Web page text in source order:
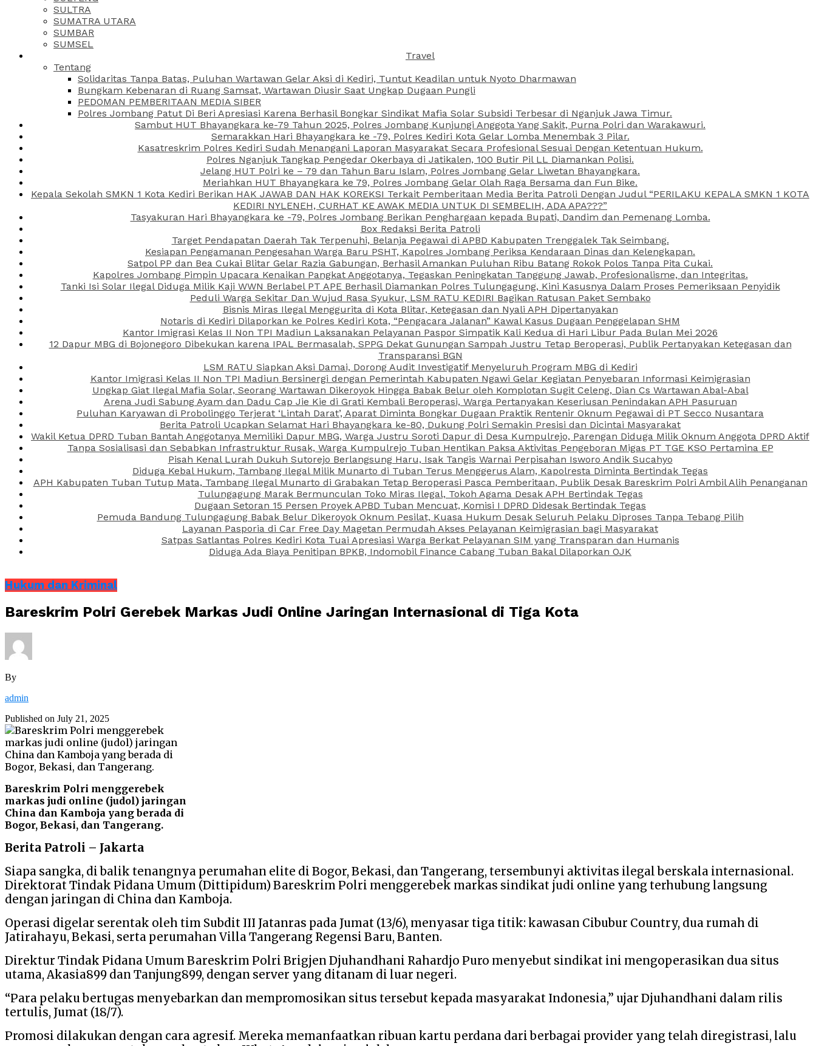
SULTRA
SUMATRA UTARA
SUMBAR
SUMSEL
Travel
Tentang
Solidaritas Tanpa Batas, Puluhan Wartawan Gelar Aksi di Kediri, Tuntut Keadilan untuk Nyoto Dharmawan
Bungkam Kebenaran di Ruang Samsat, Wartawan Diusir Saat Ungkap Dugaan Pungli
PEDOMAN PEMBERITAAN MEDIA SIBER
Polres Jombang Patut Di Beri Apresiasi Karena Berhasil Bongkar Sindikat Mafia Solar Subsidi Terbesar di Nganjuk Jawa Timur.
Sambut HUT Bhayangkara ke-79 Tahun 2025, Polres Jombang Kunjungi Anggota Yang Sakit, Purna Polri dan Warakawuri.
Semarakkan Hari Bhayangkara ke -79, Polres Kediri Kota Gelar Lomba Menembak 3 Pilar.
Kasatreskrim Polres Kediri Sudah Menangani Laporan Masyarakat Secara Profesional Sesuai Dengan Ketentuan Hukum.
Polres Nganjuk Tangkap Pengedar Okerbaya di Jatikalen, 100 Butir Pil LL Diamankan Polisi.
Jelang HUT Polri ke – 79 dan Tahun Baru Islam, Polres Jombang Gelar Liwetan Bhayangkara.
Meriahkan HUT Bhayangkara ke 79, Polres Jombang Gelar Olah Raga Bersama dan Fun Bike.
Kepala Sekolah SMKN 1 Kota Kediri Berikan HAK JAWAB DAN HAK KOREKSI Terkait Pemberitaan Media Berita Patroli Dengan Judul “PERILAKU KEPALA SMKN 1 KOTA
KEDIRI NYLENEH, CURHAT KE AWAK MEDIA UNTUK DI SEMBELIH, ADA APA???”
Tasyakuran Hari Bhayangkara ke -79, Polres Jombang Berikan Penghargaan kepada Bupati, Dandim dan Pemenang Lomba.
Box Redaksi Berita Patroli
Target Pendapatan Daerah Tak Terpenuhi, Belanja Pegawai di APBD Kabupaten Trenggalek Tak Seimbang.
Kesiapan Pengamanan Pengesahan Warga Baru PSHT, Kapolres Jombang Periksa Kendaraan Dinas dan Kelengkapan.
Satpol PP dan Bea Cukai Blitar Gelar Razia Gabungan, Berhasil Amankan Puluhan Ribu Batang Rokok Polos Tanpa Pita Cukai.
Kapolres Jombang Pimpin Upacara Kenaikan Pangkat Anggotanya, Tegaskan Peningkatan Tanggung Jawab, Profesionalisme, dan Integritas.
Tanki Isi Solar Ilegal Diduga Milik Kaji WWN Berlabel PT APE Berhasil Diamankan Polres Tulungagung, Kini Kasusnya Dalam Proses Pemeriksaan Penyidik
Peduli Warga Sekitar Dan Wujud Rasa Syukur, LSM RATU KEDIRI Bagikan Ratusan Paket Sembako
Bisnis Miras Ilegal Menggurita di Kota Blitar, Ketegasan dan Nyali APH Dipertanyakan
Notaris di Kediri Dilaporkan ke Polres Kediri Kota, “Pengacara Jalanan” Kawal Kasus Dugaan Penggelapan SHM
Kantor Imigrasi Kelas II Non TPI Madiun Laksanakan Pelayanan Paspor Simpatik Kali Kedua di Hari Libur Pada Bulan Mei 2026
12 Dapur MBG di Bojonegoro Dibekukan karena IPAL Bermasalah, SPPG Dekat Gunungan Sampah Justru Tetap Beroperasi, Publik Pertanyakan Ketegasan dan
Transparansi BGN
LSM RATU Siapkan Aksi Damai, Dorong Audit Investigatif Menyeluruh Program MBG di Kediri
Kantor Imigrasi Kelas II Non TPI Madiun Bersinergi dengan Pemerintah Kabupaten Ngawi Gelar Kegiatan Penyebaran Informasi Keimigrasian
Ungkap Giat Ilegal Mafia Solar, Seorang Wartawan Dikeroyok Hingga Babak Belur oleh Komplotan Sugit Celeng, Dian Cs Wartawan Abal-Abal
Arena Judi Sabung Ayam dan Dadu Cap Jie Kie di Grati Kembali Beroperasi, Warga Pertanyakan Keseriusan Penindakan APH Pasuruan
Puluhan Karyawan di Probolinggo Terjerat ‘Lintah Darat’, Aparat Diminta Bongkar Dugaan Praktik Rentenir Oknum Pegawai di PT Secco Nusantara
Berita Patroli Ucapkan Selamat Hari Bhayangkara ke-80, Dukung Polri Semakin Presisi dan Dicintai Masyarakat
Wakil Ketua DPRD Tuban Bantah Anggotanya Memiliki Dapur MBG, Warga Justru Soroti Dapur di Desa Kumpulrejo, Parengan Diduga Milik Oknum Anggota DPRD Aktif
Tanpa Sosialisasi dan Sebabkan Infrastruktur Rusak, Warga Kumpulrejo Tuban Hentikan Paksa Aktivitas Pengeboran Migas PT TGE KSO Pertamina EP
Pisah Kenal Lurah Dukuh Sutorejo Berlangsung Haru, Isak Tangis Warnai Perpisahan Isworo Andik Sucahyo
Diduga Kebal Hukum, Tambang Ilegal Milik Munarto di Tuban Terus Menggerus Alam, Kapolresta Diminta Bertindak Tegas
APH Kabupaten Tuban Tutup Mata, Tambang Ilegal Munarto di Grabakan Tetap Beroperasi Pasca Pemberitaan, Publik Desak Bareskrim Polri Ambil Alih Penanganan
Tulungagung Marak Bermunculan Toko Miras Ilegal, Tokoh Agama Desak APH Bertindak Tegas
Dugaan Setoran 15 Persen Proyek APBD Tuban Mencuat, Komisi I DPRD Didesak Bertindak Tegas
Pemuda Bandung Tulungagung Babak Belur Dikeroyok Oknum Pesilat, Kuasa Hukum Desak Seluruh Pelaku Diproses Tanpa Tebang Pilih
Layanan Pasporia di Car Free Day Magetan Permudah Akses Pelayanan Keimigrasian bagi Masyarakat
Satpas Satlantas Polres Kediri Kota Tuai Apresiasi Warga Berkat Pelayanan SIM yang Transparan dan Humanis
Diduga Ada Biaya Penitipan BPKB, Indomobil Finance Cabang Tuban Bakal Dilaporkan OJK
Hukum dan Kriminal
Bareskrim Polri Gerebek Markas Judi Online Jaringan Internasional di Tiga Kota
By
admin
Published on July 21, 2025
Bareskrim Polri menggerebek
markas judi online (judol) jaringan
China dan Kamboja yang berada di
Bogor, Bekasi, dan Tangerang.
Berita Patroli – Jakarta
Siapa sangka, di balik tenangnya perumahan elite di Bogor, Bekasi, dan Tangerang, tersembunyi aktivitas ilegal berskala internasional.
Direktorat Tindak Pidana Umum (Dittipidum) Bareskrim Polri menggerebek markas sindikat judi online yang terhubung langsung
dengan jaringan di China dan Kamboja.
Operasi digelar serentak oleh tim Subdit III Jatanras pada Jumat (13/6), menyasar tiga titik: kawasan Cibubur Country, dua rumah di
Jatirahayu, Bekasi, serta perumahan Villa Tangerang Regensi Baru, Banten.
Direktur Tindak Pidana Umum Bareskrim Polri Brigjen Djuhandhani Rahardjo Puro menyebut sindikat ini mengoperasikan dua situs
utama, Akasia899 dan Tanjung899, dengan server yang ditanam di luar negeri.
“Para pelaku bertugas menyebarkan dan mempromosikan situs tersebut kepada masyarakat Indonesia,” ujar Djuhandhani dalam rilis
tertulis, Jumat (18/7).
Promosi dilakukan dengan cara agresif. Mereka memanfaatkan ribuan kartu perdana dari berbagai provider yang telah diregistrasi, lalu